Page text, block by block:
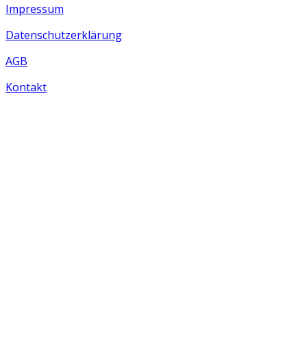
Impressum
Datenschutzerklärung
AGB
Kontakt